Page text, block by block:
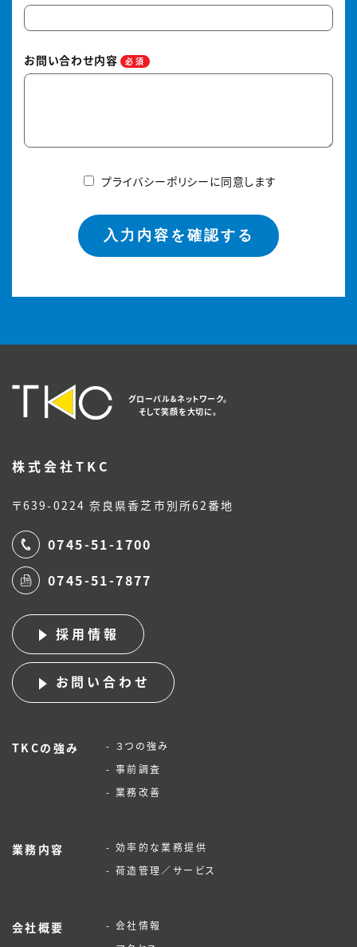
お問い合わせ内容 必須
プライバシーポリシーに同意します
グローバル&ネットワーク。
そして笑顔を大切に。
株式会社TKC
〒639-0224 奈良県香芝市別所62番地
0745-51-1700
0745-51-7877
採用情報
お問い合わせ
TKCの強み
- ３つの強み
- 事前調査
- 業務改善
業務内容
- 効率的な業務提供
- 荷造管理／サービス
会社概要
- 会社情報